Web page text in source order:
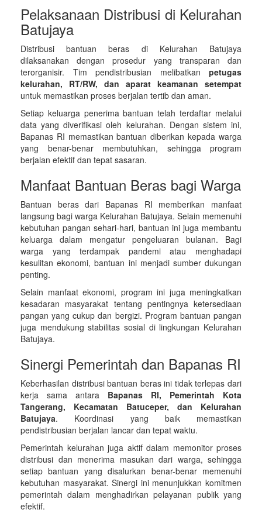
Pelaksanaan Distribusi di Kelurahan
Batujaya
Distribusi bantuan beras di Kelurahan Batujaya
dilaksanakan dengan prosedur yang transparan dan
terorganisir. Tim pendistribusian melibatkan petugas
kelurahan, RT/RW, dan aparat keamanan setempat
untuk memastikan proses berjalan tertib dan aman.
Setiap keluarga penerima bantuan telah terdaftar melalui
data yang diverifikasi oleh kelurahan. Dengan sistem ini,
Bapanas RI memastikan bantuan diberikan kepada warga
yang benar-benar membutuhkan, sehingga program
berjalan efektif dan tepat sasaran.
Manfaat Bantuan Beras bagi Warga
Bantuan beras dari Bapanas RI memberikan manfaat
langsung bagi warga Kelurahan Batujaya. Selain memenuhi
kebutuhan pangan sehari-hari, bantuan ini juga membantu
keluarga dalam mengatur pengeluaran bulanan. Bagi
warga yang terdampak pandemi atau menghadapi
kesulitan ekonomi, bantuan ini menjadi sumber dukungan
penting.
Selain manfaat ekonomi, program ini juga meningkatkan
kesadaran masyarakat tentang pentingnya ketersediaan
pangan yang cukup dan bergizi. Program bantuan pangan
juga mendukung stabilitas sosial di lingkungan Kelurahan
Batujaya.
Sinergi Pemerintah dan Bapanas RI
Keberhasilan distribusi bantuan beras ini tidak terlepas dari
kerja sama antara Bapanas RI, Pemerintah Kota
Tangerang, Kecamatan Batuceper, dan Kelurahan
Batujaya. Koordinasi yang baik memastikan
pendistribusian berjalan lancar dan tepat waktu.
Pemerintah kelurahan juga aktif dalam memonitor proses
distribusi dan menerima masukan dari warga, sehingga
setiap bantuan yang disalurkan benar-benar memenuhi
kebutuhan masyarakat. Sinergi ini menunjukkan komitmen
pemerintah dalam menghadirkan pelayanan publik yang
efektif.